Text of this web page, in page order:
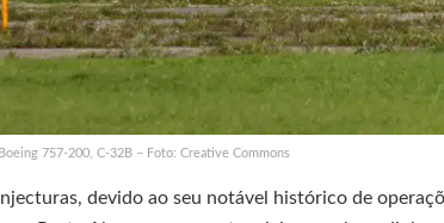
Boeing 757-200, C-32B – Foto: Creative Commons
devido ao seu notável histórico de